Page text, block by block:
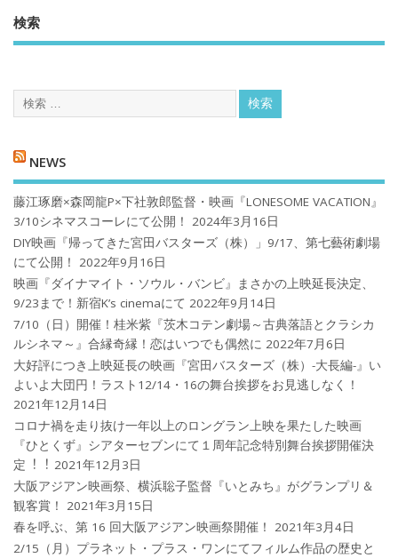
検索
NEWS
藤江琢磨×森岡龍P×下社敦郎監督・映画『LONESOME VACATION』
3/10シネマスコーレにて公開！
2024年3月16日
DIY映画『帰ってきた宮田バスターズ（株）」9/17、第七藝術劇場
にて公開！
2022年9月16日
映画『ダイナマイト・ソウル・バンビ』まさかの上映延長決定、
9/23まで！新宿K’s cinemaにて 2022年9月14日
7/10（日）開催！桂米紫『茨木コテン劇場～古典落語とクラシカ
ルシネマ～』合縁奇縁！恋はいつでも偶然に 2022年7月6日
大好評につき上映延長の映画『宮田バスターズ（株）-大長編-』い
よいよ大団円！ラスト12/14・16の舞台挨拶をお見逃しなく！
2021年12月14日
コロナ禍を⾛り抜け⼀年以上のロングラン上映を果たした映画
『ひとくず』シアターセブンにて１周年記念特別舞台挨拶開催決
定︕︕ 2021年12月3日
大阪アジアン映画祭、横浜聡子監督『いとみち』がグランプリ＆
観客賞！
2021年3月15日
春を呼ぶ、第 16 回大阪アジアン映画祭開催！
2021年3月4日
2/15（月）プラネット・プラス・ワンにてフィルム作品の歴史と